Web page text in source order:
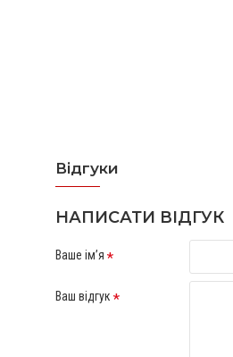
Відгуки
Відгуків про цей товар ще не було.
НАПИСАТИ ВІДГУК